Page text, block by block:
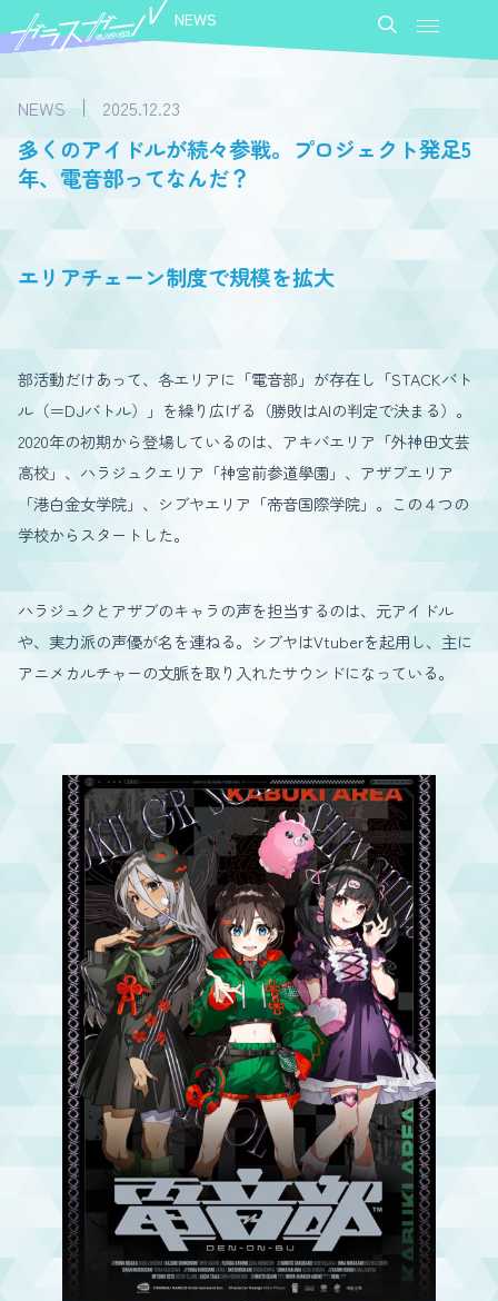
NEWS
NEWS 2025.12.23
多くのアイドルが続々参戦。プロジェクト発足5
年、電音部ってなんだ？
エリアチェーン制度で規模を拡大
部活動だけあって、各エリアに「電音部」が存在し「STACKバト
ル（＝DJバトル）」を繰り広げる（勝敗はAIの判定で決まる）。
2020年の初期から登場しているのは、アキバエリア「外神田文芸
高校」、ハラジュクエリア「神宮前参道學園」、アザブエリア
「港白金女学院」、シブヤエリア「帝音国際学院」。この４つの
学校からスタートした。
ハラジュクとアザブのキャラの声を担当するのは、元アイドル
や、実力派の声優が名を連ねる。シブヤはVtuberを起用し、主に
アニメカルチャーの文脈を取り入れたサウンドになっている。